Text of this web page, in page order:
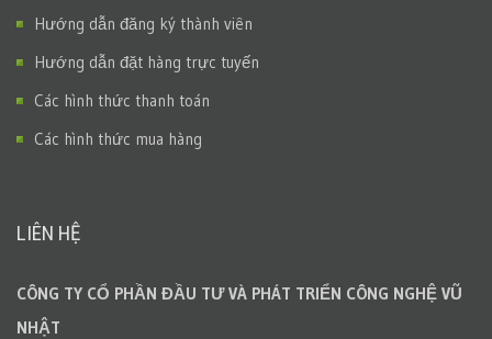
Hướng dẫn đăng ký thành viên
Hướng dẫn đặt hàng trực tuyến
Các hình thức thanh toán
Các hình thức mua hàng
LIÊN HỆ
CÔNG TY CỔ PHẦN ĐẦU TƯ VÀ PHÁT TRIỂN CÔNG NGHỆ VŨ
NHẬT